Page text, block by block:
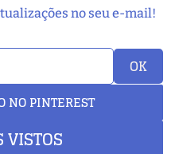
no seu e-mail!
OK
NO PINTEREST
VISTOS